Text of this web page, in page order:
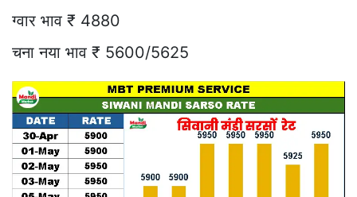
ग्वार भाव ₹ 4880
चना नया भाव ₹ 5600/5625